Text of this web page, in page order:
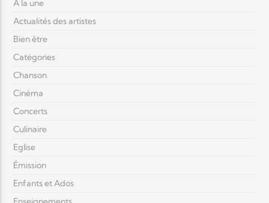
À la une
Actualités des artistes
Bien être
Catégories
Chanson
Cinéma
Concerts
Culinaire
Eglise
Émission
Enfants et Ados